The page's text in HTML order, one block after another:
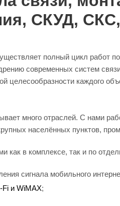
СКУД,
полный цикл работ
современных систем
целесообразности каждого
много отраслей. С нами
населённых пунктов,
как в комплексе, так и по
сигнала мобильного
Fi и WiMAX;